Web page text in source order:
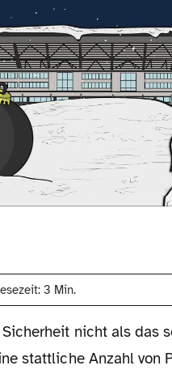
3 Min.
nicht als das
stattliche Anzahl von